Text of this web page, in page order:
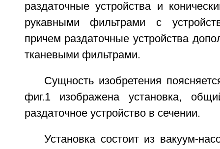
раздаточные устройства и
рукавными фильтрами с
причем раздаточные устройства
тканевыми фильтрами.
Сущность изобретения
фиг.1 изображена установка,
раздаточное устройство в сечении.
Установка состоит из вакуум-